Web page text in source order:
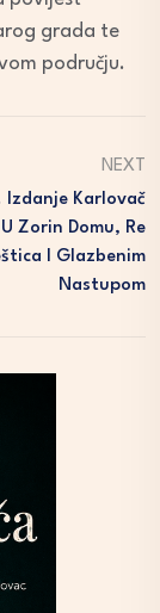
grada te
području.
NEXT
Izdanje Karlovač
Zorin Domu, Re
I Glazbenim
Nastupom